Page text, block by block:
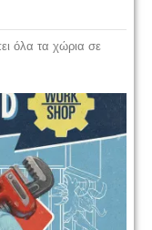
όλα τα χώρια σε